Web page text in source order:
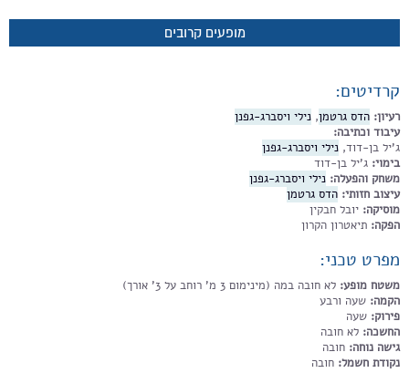
מופעים קרובים
קרדיטים:
רעיון: הדס גרטמן, נילי ויסברג-גפנן
עיבוד וכתיבה:
ג'יל בן-דוד, נילי ויסברג-גפנן
בימוי: ג'יל בן-דוד
משחק והפעלה: נילי ויסברג-גפנן
עיצוב חזותי: הדס גרטמן
מוסיקה: יובל חבקין
הפקה: תיאטרון הקרון
מפרט טכני:
משטח מופע: לא חובה במה (מינימום 3 מ' רוחב על 3' אורך)
הקמה: שעה ורבע
פירוק: שעה
החשכה: לא חובה
גישה נוחה: חובה
נקודת חשמל: חובה